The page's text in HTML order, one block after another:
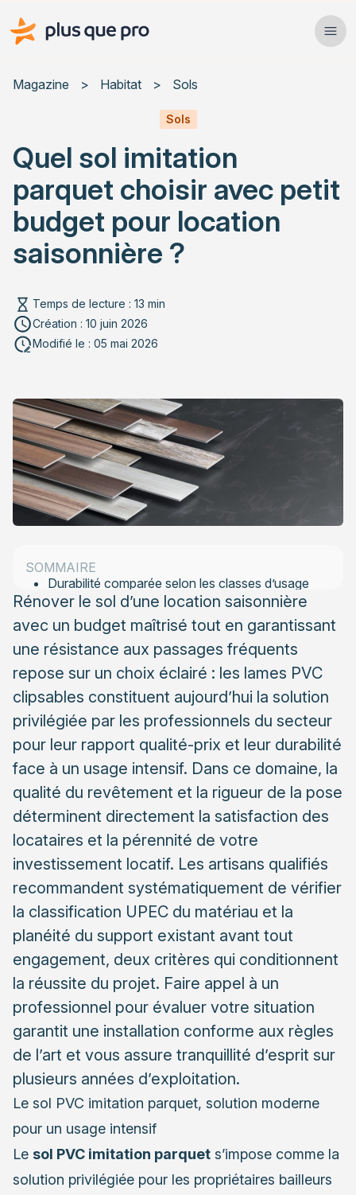
Plus que pro Mag'
Services
Actualités
Magazine > Habitat > Sols
Sols
Quel sol imitation
parquet choisir avec petit
budget pour location
saisonnière ?
Temps de lecture : 13 min
Création : 10 juin 2026
Modifié le : 05 mai 2026
Rénover le sol d’une location saisonnière
avec un budget maîtrisé tout en garantissant
une résistance aux passages fréquents
repose sur un choix éclairé : les lames PVC
clipsables constituent aujourd’hui la solution
privilégiée par les professionnels du secteur
pour leur rapport qualité-prix et leur durabilité
face à un usage intensif. Dans ce domaine, la
qualité du revêtement et la rigueur de la pose
déterminent directement la satisfaction des
locataires et la pérennité de votre
investissement locatif. Les artisans qualifiés
recommandent systématiquement de vérifier
la classification UPEC du matériau et la
planéité du support existant avant tout
engagement, deux critères qui conditionnent
la réussite du projet. Faire appel à un
professionnel pour évaluer votre situation
garantit une installation conforme aux règles
de l’art et vous assure tranquillité d’esprit sur
plusieurs années d’exploitation.
Le sol PVC imitation parquet, solution moderne
pour un usage intensif
Le sol PVC imitation parquet s’impose comme la
solution privilégiée pour les propriétaires bailleurs
SOMMAIRE
Le sol PVC imitation parquet, solution moderne pour
un usage intensif
Les lames PVC clipsables, priorité pour la
résistance
Le vinyle adhésif, solution pour configurations
spécifiques
bois selon vos priorités
Durabilité comparée selon les classes d’usage
UPEC
Entretien et compatibilité avec les équipements
modernes
Maîtriser les contraintes techniques avant de poser
sur carrelage
Vérifier la planéité et la propreté du carrelage
existant
Gérer l’épaisseur totale et les seuils de porte
Pourquoi confier la pose à un artisan qualifié
Les garanties apportées par un professionnel
Rentabiliser son investissement à moyen terme